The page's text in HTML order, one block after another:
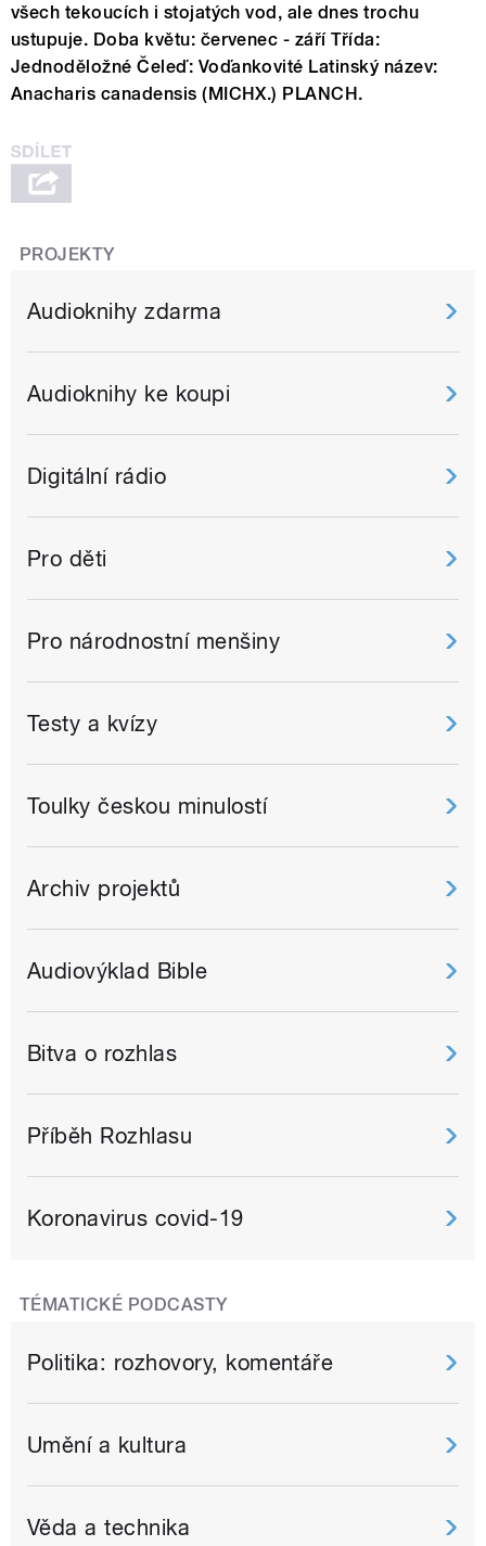
všech tekoucích i stojatých vod, ale dnes trochu
ustupuje. Doba květu: červenec - září Třída:
Jednoděložné Čeleď: Voďankovité Latinský název:
Anacharis canadensis (MICHX.) PLANCH.
PROJEKTY
Audioknihy zdarma
Audioknihy ke koupi
Digitální rádio
Pro děti
Pro národnostní menšiny
Testy a kvízy
Toulky českou minulostí
Archiv projektů
Audiovýklad Bible
Bitva o rozhlas
Příběh Rozhlasu
Koronavirus covid-19
TÉMATICKÉ PODCASTY
Politika: rozhovory, komentáře
Umění a kultura
Věda a technika